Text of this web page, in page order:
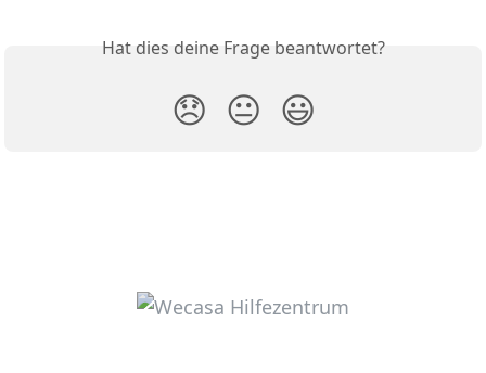
Hat dies deine Frage beantwortet?
😞 😐 😃